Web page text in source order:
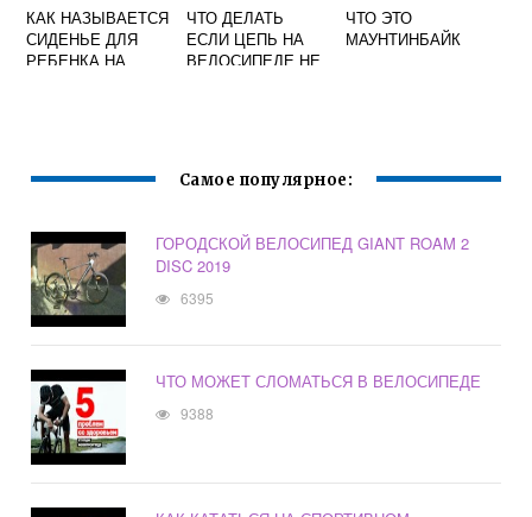
КАК НАЗЫВАЕТСЯ
СИДЕНЬЕ ДЛЯ
РЕБЕНКА НА
ЧТО ДЕЛАТЬ
ЕСЛИ ЦЕПЬ НА
ВЕЛОСИПЕДЕ НЕ
ЧТО ЭТО
МАУНТИНБАЙК
Самое популярное:
ГОРОДСКОЙ ВЕЛОСИПЕД GIANT ROAM 2
DISC 2019
6395
ЧТО МОЖЕТ СЛОМАТЬСЯ В ВЕЛОСИПЕДЕ
9388